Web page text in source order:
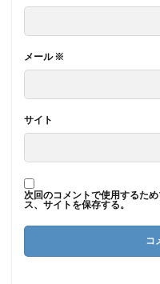
メール※
サイト
次回のコメントで使用するた
ス、サイトを保存する。